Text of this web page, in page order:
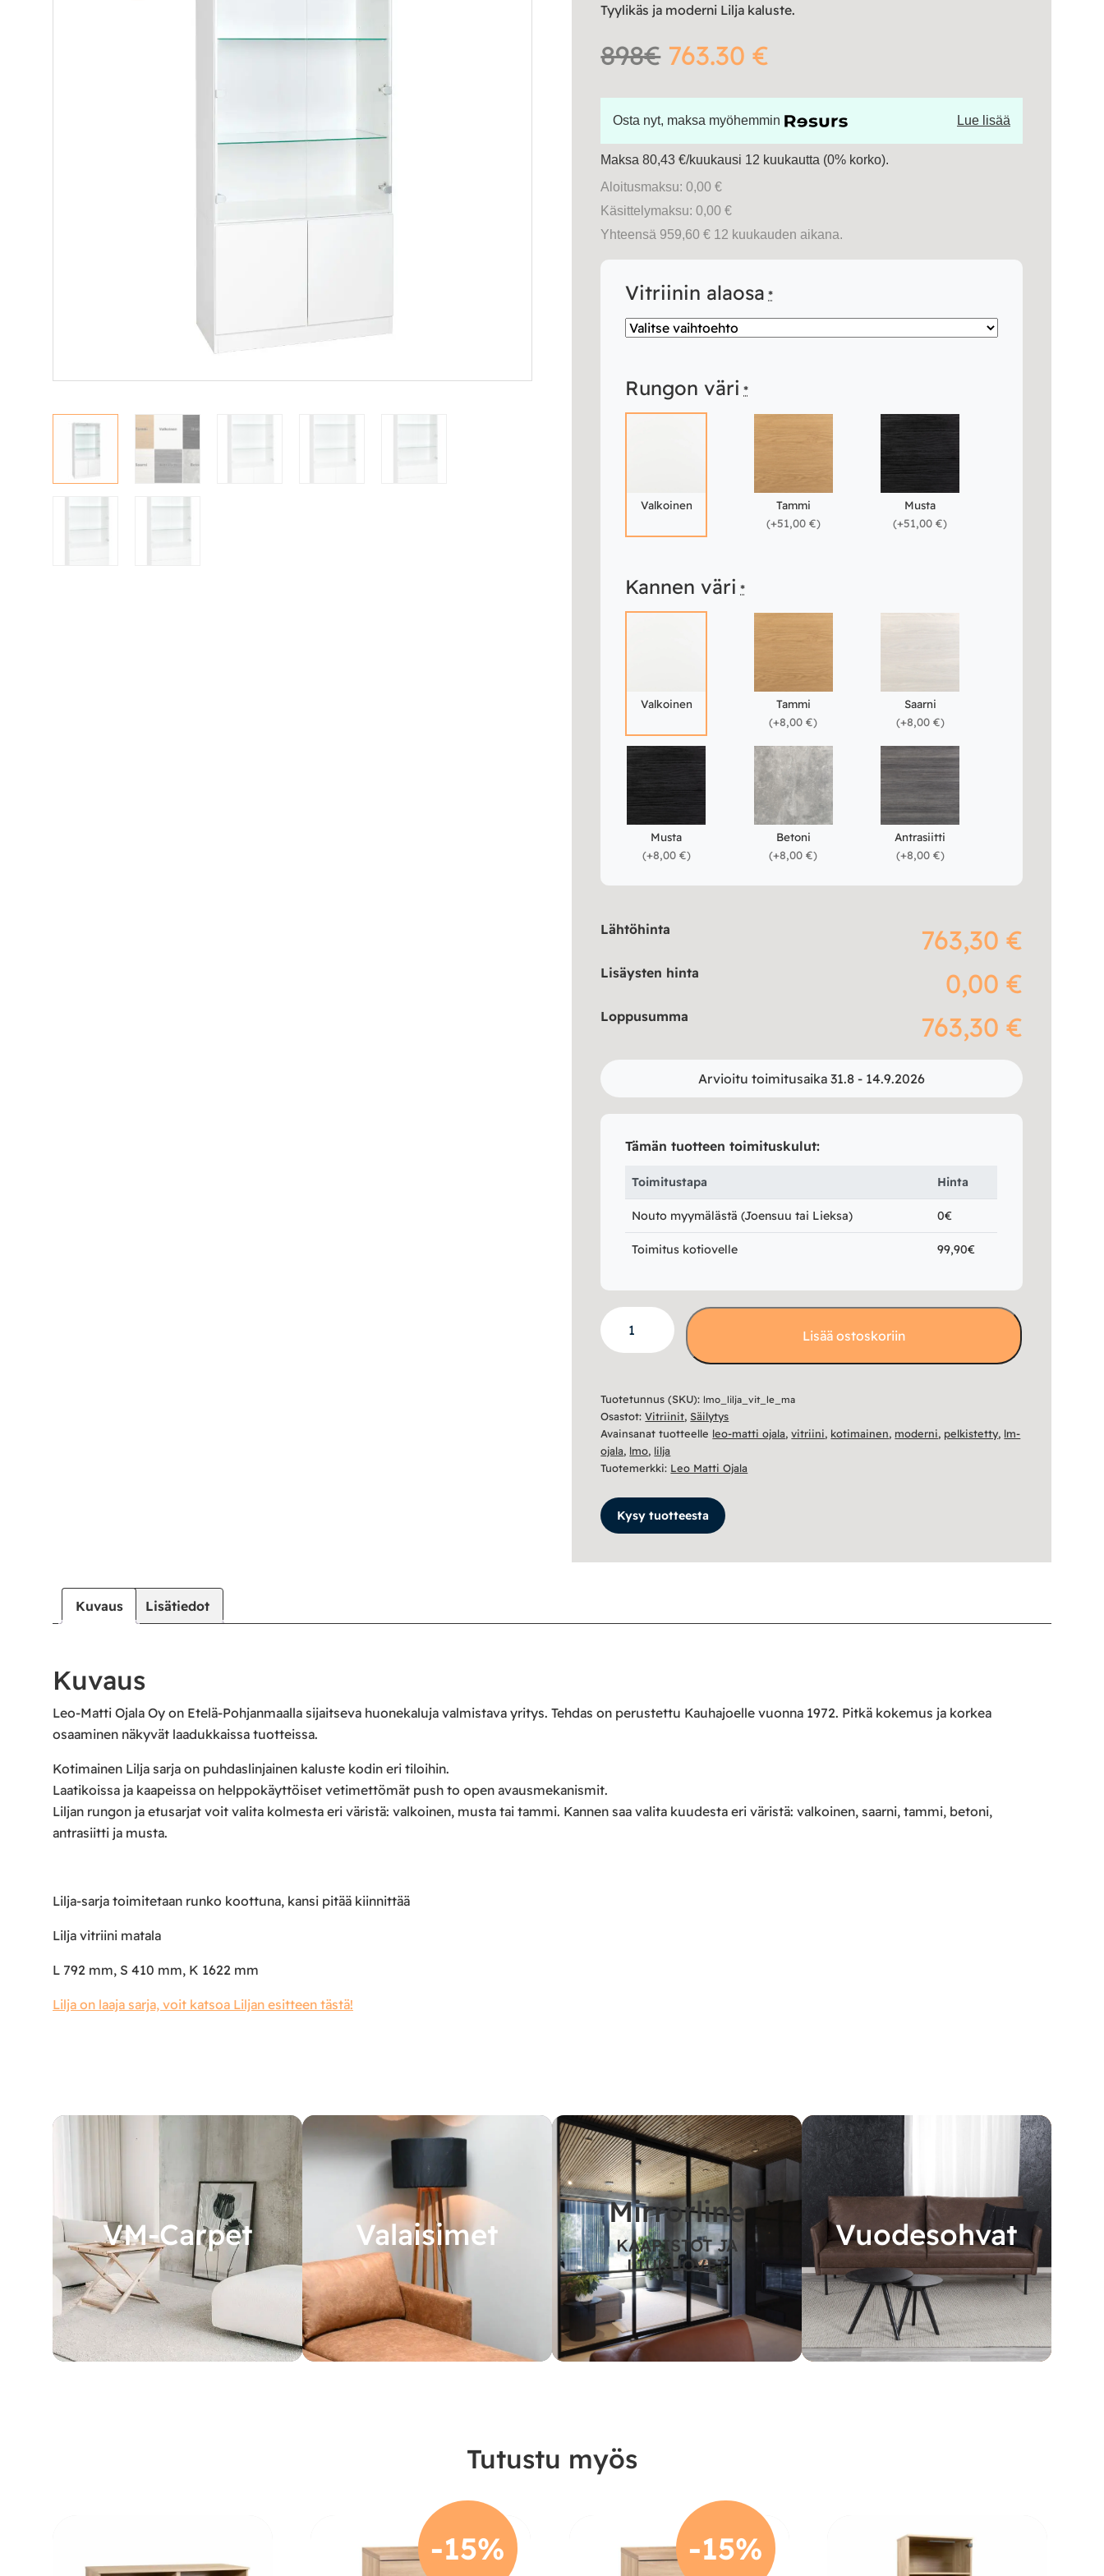
Matot
Ulkokalusteet
Valaisimet
Vuodesohvat
Tyylikäs ja moderni Lilja kaluste.
898€763.30 €
Osta nyt, maksa myöhemmin Lue lisää
Maksa 80,43 €/kuukausi 12 kuukautta (0% korko).
Aloitusmaksu: 0,00 €
Käsittelymaksu: 0,00 €
Yhteensä 959,60 € 12 kuukauden aikana.
Vitriinin alaosa *
Rungon väri *
Valkoinen
Tammi
(+51,00 €)
Musta
(+51,00 €)
Kannen väri *
Valkoinen
Tammi
(+8,00 €)
Saarni
(+8,00 €)
Musta
(+8,00 €)
Betoni
(+8,00 €)
Antrasiitti
(+8,00 €)
Lähtöhinta 763,30 €
Lisäysten hinta 0,00 €
Loppusumma 763,30 €
Arvioitu toimitusaika 31.8 - 14.9.2026
Tämän tuotteen toimituskulut:
Toimitustapa Hinta
Nouto myymälästä (Joensuu tai Lieksa) 0€
Toimitus kotiovelle 99,90€
Lilja
vitriini
Lisää ostoskoriin
Tuotetunnus (SKU):lmo_lilja_vit_le_ma
Osastot:Vitriinit,Säilytys
Avainsanat tuotteelle leo-matti ojala,vitriini, kotimainen, moderni, pelkistetty, lm-
ojala, lmo, lilja
Tuotemerkki: Leo Matti Ojala
Kysy tuotteesta
Kuvaus Lisätiedot
Kuvaus
Leo-Matti Ojala Oy on Etelä-Pohjanmaalla sijaitseva huonekaluja valmistava yritys. Tehdas on perustettu Kauhajoelle vuonna 1972. Pitkä kokemus ja korkea
osaaminen näkyvät laadukkaissa tuotteissa.
Kotimainen Lilja sarja on puhdaslinjainen kaluste kodin eri tiloihin.
Laatikoissa ja kaapeissa on helppokäyttöiset vetimettömät push to open avausmekanismit.
Liljan rungon ja etusarjat voit valita kolmesta eri väristä: valkoinen, musta tai tammi. Kannen saa valita kuudesta eri väristä: valkoinen, saarni, tammi, betoni,
antrasiitti ja musta.
Lilja-sarja toimitetaan runko koottuna, kansi pitää kiinnittää
Lilja vitriini matala
L 792 mm, S 410 mm, K 1622 mm
Lilja on laaja sarja, voit katsoa Liljan esitteen tästä!
VM-Carpet Valaisimet
Mirrorline
KAAPISTOT JA
LIUKUOVET
Vuodesohvat
Tutustu myös
-15% -15%